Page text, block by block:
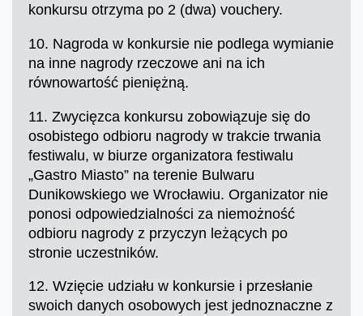
konkursu otrzyma po 2 (dwa) vouchery.
10. Nagroda w konkursie nie podlega wymianie
na inne nagrody rzeczowe ani na ich
równowartość pieniężną.
11. Zwycięzca konkursu zobowiązuje się do
osobistego odbioru nagrody w trakcie trwania
festiwalu, w biurze organizatora festiwalu
„Gastro Miasto” na terenie Bulwaru
Dunikowskiego we Wrocławiu. Organizator nie
ponosi odpowiedzialności za niemożność
odbioru nagrody z przyczyn leżących po
stronie uczestników.
12. Wzięcie udziału w konkursie i przesłanie
swoich danych osobowych jest jednoznaczne z